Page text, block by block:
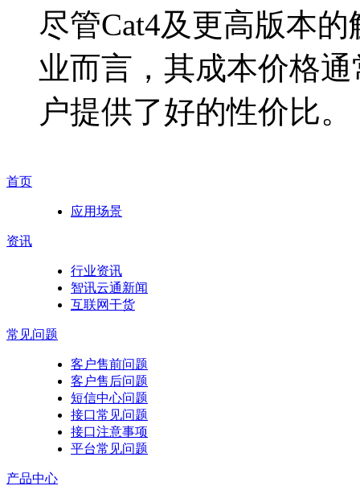
尽管Cat4及更高版本
业而言，其成本价格
户提供了好的性价比。
首页
应用场景
资讯
行业资讯
智讯云通新闻
互联网干货
常见问题
客户售前问题
客户售后问题
短信中心问题
接口常见问题
接口注意事项
平台常见问题
产品中心